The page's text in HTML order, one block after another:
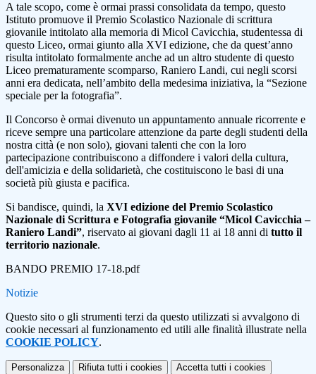
A tale scopo, come è ormai prassi consolidata da tempo, questo
Istituto promuove il Premio Scolastico Nazionale di scrittura
giovanile intitolato alla memoria di Micol Cavicchia, studentessa di
questo Liceo, ormai giunto alla XVI edizione, che da quest’anno
risulta intitolato formalmente anche ad un altro studente di questo
Liceo prematuramente scomparso, Raniero Landi, cui negli scorsi
anni era dedicata, nell’ambito della medesima iniziativa, la “Sezione
speciale per la fotografia”.
Il Concorso è ormai divenuto un appuntamento annuale ricorrente e
riceve sempre una particolare attenzione da parte degli studenti della
nostra città (e non solo), giovani talenti che con la loro
partecipazione contribuiscono a diffondere i valori della cultura,
dell'amicizia e della solidarietà, che costituiscono le basi di una
società più giusta e pacifica.
Si bandisce, quindi, la XVI edizione del Premio Scolastico
Nazionale di Scrittura e Fotografia giovanile “Micol Cavicchia –
Raniero Landi”, riservato ai giovani dagli 11 ai 18 anni di tutto il
territorio nazionale.
BANDO PREMIO 17-18.pdf
Notizie
Questo sito o gli strumenti terzi da questo utilizzati si avvalgono di
cookie necessari al funzionamento ed utili alle finalità illustrate nella
COOKIE POLICY.
Personalizza Rifiuta tutti i cookies Accetta tutti i cookies